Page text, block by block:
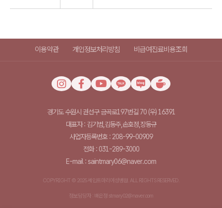
이용약관 개인정보처리방침 비급여진료비용조회
경기도 수원시 권선구 금곡로197번길 70 (우) 16391
대표자 : 김기범,김동주,손호정,장동규
사업자등록번호 : 208-99-00909
전화 : 031-289-3000
E-mail : saintmary06@naver.com
COPYRIGHT © 2025 세인트마리여성병원. ALL RIGHTS RESERVED.
정보담당자 : 배은정 stmary02@naver.com